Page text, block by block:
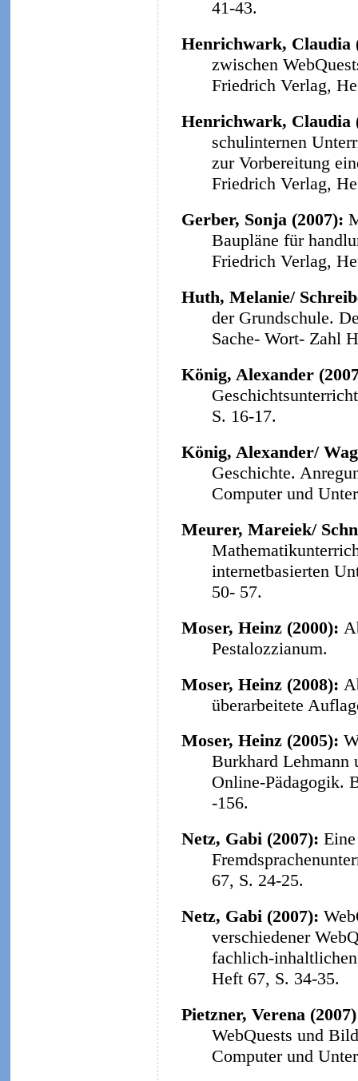
41-43.
Henrichwark, Claudia
zwischen
Friedrich Verlag,
Henrichwark, Claudia
schulinternen
zur Vorbereitung
Friedrich Verlag,
Gerber, Sonja (2007):
Baupläne für
Friedrich Verlag,
Huth, Melanie/
der Grundschule.
Sache- Wort- Zahl
König, Alexander
S. 16-17.
König, Alexander/
Geschichte.
Computer und
Meurer, Mareiek/
internetbasierten
50- 57.
Moser, Heinz (2000):
Pestalozzianum.
Moser, Heinz (2008):
überarbeitete
Moser, Heinz (2005):
Burkhard Lehmann
Online-Pädagogik.
-156.
Netz, Gabi (2007):
67, S. 24-25.
Netz, Gabi (2007):
verschiedener
fachlich-
Heft 67, S. 34-35.
Pietzner, Verena
WebQuests und
Computer und